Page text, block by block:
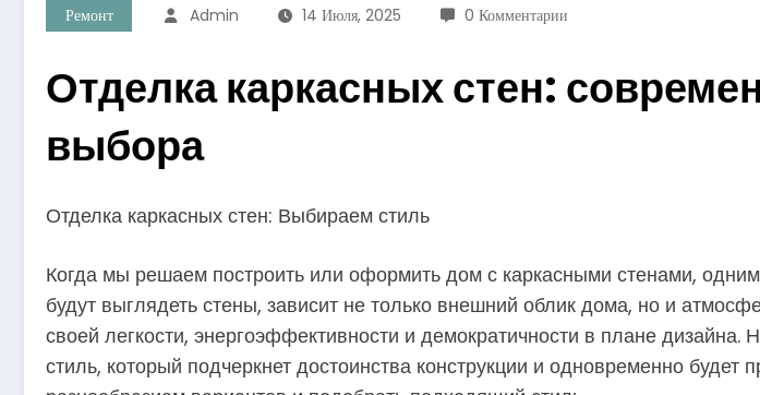
Ремонт Admin 14 Июля, 2025 0 Комментарии
Отделка каркасных стен:
выбора
Отделка каркасных стен: Выбираем стиль
Когда мы решаем построить или оформить дом с каркасными стенами,
будут выглядеть стены, зависит не только внешний облик дома, но и
своей легкости, энергоэффективности и демократичности в плане дизайна.
стиль, который подчеркнет достоинства конструкции и одновременно